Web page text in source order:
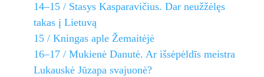
14–15 / Stasys Kasparavičius. Dar neužžėlęs
takas į Lietuvą
15 / Kningas aple Žemaitėjė
16–17 / Mukienė Danutė. Ar išsėpėldīs meistra
Lukauskė Jūzapa svajuonė?